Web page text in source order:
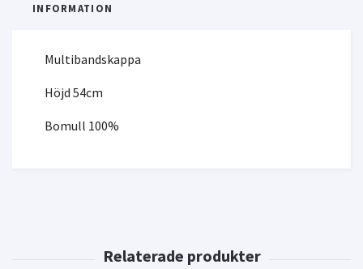
INFORMATION
Multibandskappa
Höjd 54cm
Bomull 100%